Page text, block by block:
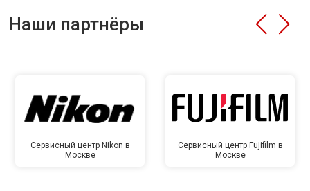
Наши партнёры
Сервисный центр Nikon в
Москве
Сервисный центр Fujifilm в
Москве